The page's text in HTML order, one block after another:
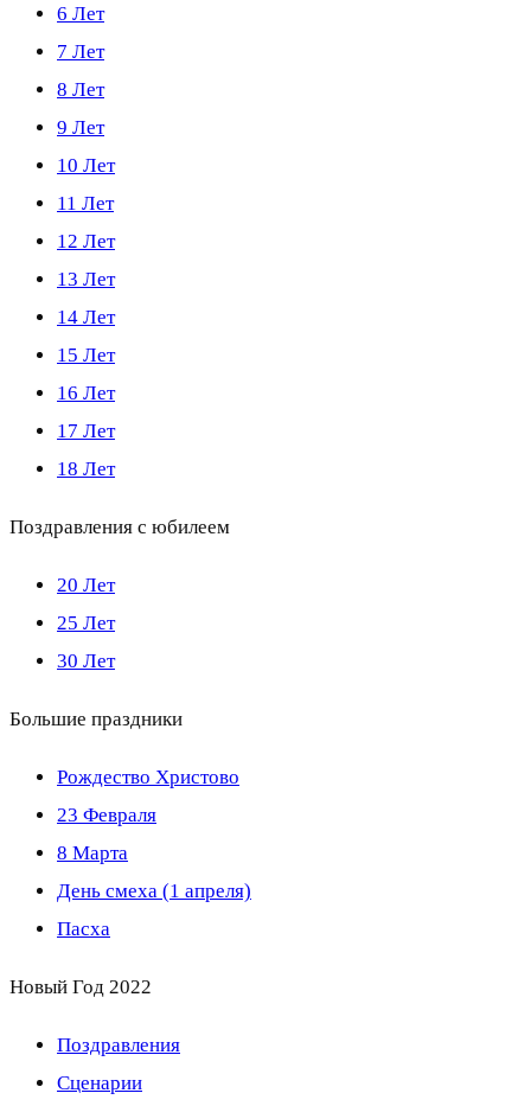
6 Лет
7 Лет
8 Лет
9 Лет
10 Лет
11 Лет
12 Лет
13 Лет
14 Лет
15 Лет
16 Лет
17 Лет
18 Лет
Поздравления с юбилеем
20 Лет
25 Лет
30 Лет
Большие праздники
Рождество Христово
23 Февраля
8 Марта
День смеха (1 апреля)
Пасха
Новый Год 2022
Поздравления
Сценарии